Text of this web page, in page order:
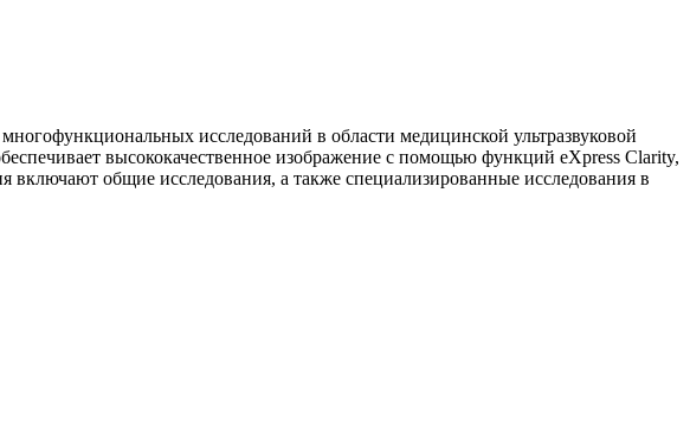
исследований в области медицинской ультразвуковой
высококачественное изображение с помощью функций eXpress Clarity,
включают общие исследования, а также специализированные исследования в